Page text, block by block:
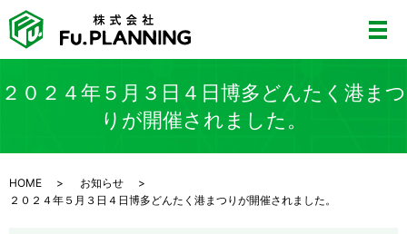
２０２４年５月３日４日博多どんたく港まつ
りが開催されました。
HOME
お知らせ
２０２４年５月３日４日博多どんたく港まつりが開催されました。